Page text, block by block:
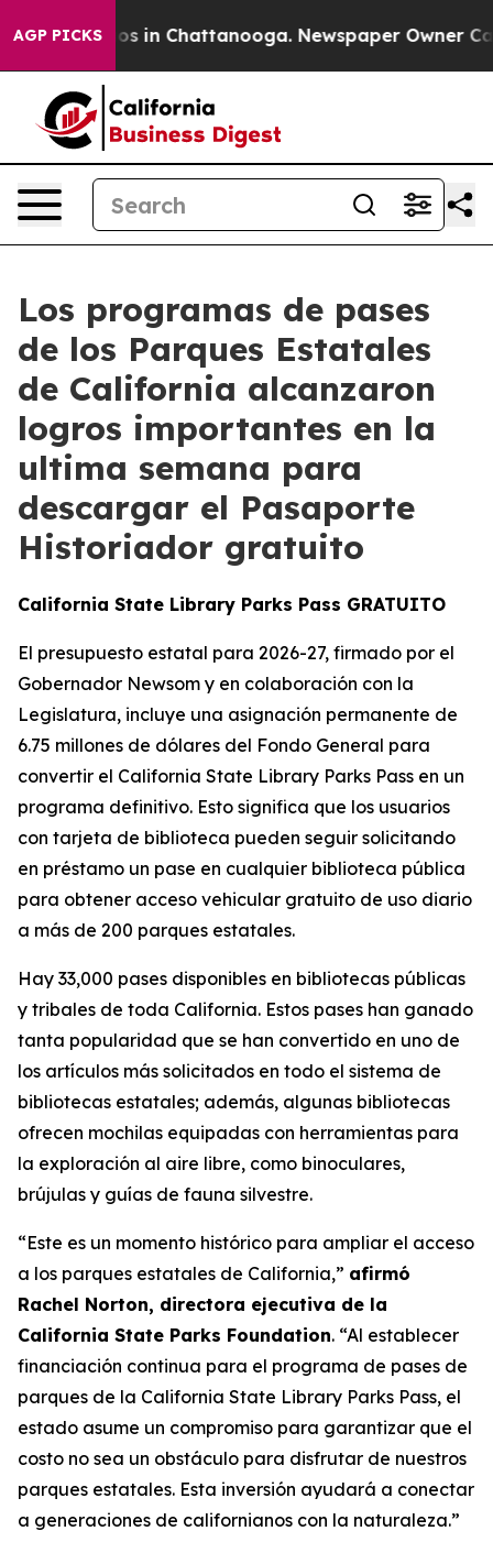
AGP PICKS
Chaos in Chattanooga. Newspaper Owner
Los programas de pases
de los Parques Estatales
de California alcanzaron
logros importantes en la
ultima semana para
descargar el Pasaporte
Historiador gratuito
California State Library Parks Pass GRATUITO
El presupuesto estatal para 2026-27, firmado por el
Gobernador Newsom y en colaboración con la
Legislatura, incluye una asignación permanente de
6.75 millones de dólares del Fondo General para
convertir el California State Library Parks Pass en un
programa definitivo. Esto significa que los usuarios
con tarjeta de biblioteca pueden seguir solicitando
en préstamo un pase en cualquier biblioteca pública
para obtener acceso vehicular gratuito de uso diario
a más de 200 parques estatales.
Hay 33,000 pases disponibles en bibliotecas públicas
y tribales de toda California. Estos pases han ganado
tanta popularidad que se han convertido en uno de
los artículos más solicitados en todo el sistema de
bibliotecas estatales; además, algunas bibliotecas
ofrecen mochilas equipadas con herramientas para
la exploración al aire libre, como binoculares,
brújulas y guías de fauna silvestre.
“Este es un momento histórico para ampliar el acceso
a los parques estatales de California,” afirmó
Rachel Norton, directora ejecutiva de la
California State Parks Foundation. “Al establecer
financiación continua para el programa de pases de
parques de la California State Library Parks Pass, el
estado asume un compromiso para garantizar que el
costo no sea un obstáculo para disfrutar de nuestros
parques estatales. Esta inversión ayudará a conectar
a generaciones de californianos con la naturaleza.”